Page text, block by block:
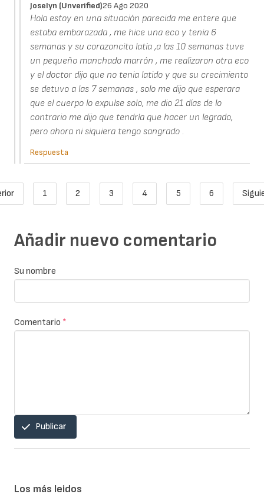
Joselyn (unverified)26 Ago 2020
Hola estoy en una situación parecida me entere que
estaba embarazada , me hice una eco y tenia 6
semanas y su corazoncito latía ,a las 10 semanas tuve
un pequeño manchado marrón , me realizaron otra eco
y el doctor dijo que no tenia latido y que su crecimiento
se detuvo a las 7 semanas , solo me dijo que esperara
que el cuerpo lo expulse solo, me dio 21 días de lo
contrario me dijo que tendría que hacer un legrado,
pero ahora ni siquiera tengo sangrado .
Respuesta
Paginación
anteriorPage
1
Página actual
2
Page
3
Page
4
Page
5
Page
6
Añadir nuevo comentario
Su nombre
Comentario *
Publicar
Los más leidos